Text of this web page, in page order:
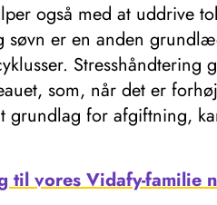
også med at uddrive
er en anden
Stresshåndtering
som, når det er
grundlag for afgiftning,
til vores Vidafy-familie